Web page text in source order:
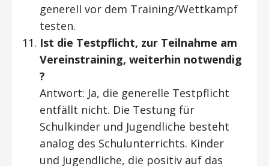
generell vor dem Training/Wettkampf
testen.
Ist die Testpflicht, zur Teilnahme am
Vereinstraining, weiterhin notwendig
?
Antwort: Ja, die generelle Testpflicht
entfällt nicht. Die Testung für
Schulkinder und Jugendliche besteht
analog des Schulunterrichts. Kinder
und Jugendliche, die positiv auf das